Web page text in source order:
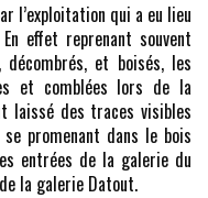
l’exploitation qui a eu lieu
effet reprenant souvent
et boisés, les
et comblées lors de la
laissé des traces visibles
promenant dans le bois
entrées de la galerie du
la galerie Datout.